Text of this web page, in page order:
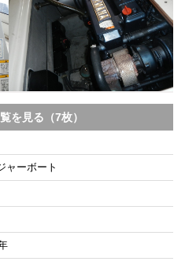
を見る（7枚）
ャーボート